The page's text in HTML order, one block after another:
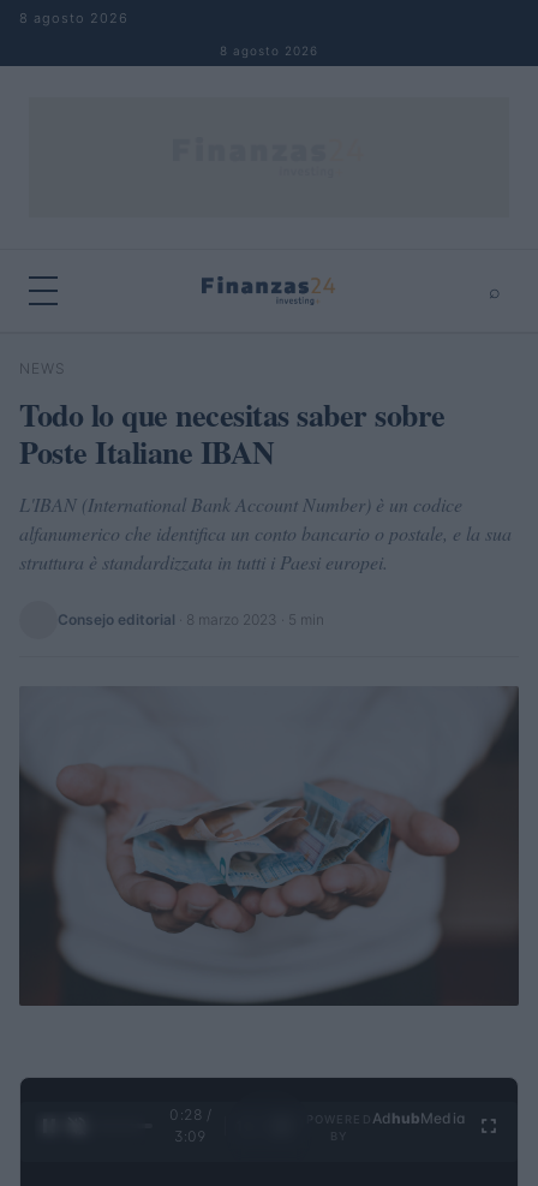
Saltar al contenido
8 agosto 2026
8 agosto 2026
⌕
Buscar
NEWS
Todo lo que necesitas saber sobre
Poste Italiane IBAN
L'IBAN (International Bank Account Number) è un codice
alfanumerico che identifica un conto bancario o postale, e la sua
struttura è standardizzata in tutti i Paesi europei.
Consejo editorial 8 marzo 2023 · 5 min
0:29 /
3:09
Ad hubMedia